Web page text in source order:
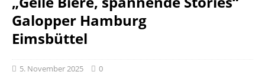
Galopper Hamburg
Eimsbüttel
5. November 2025 0